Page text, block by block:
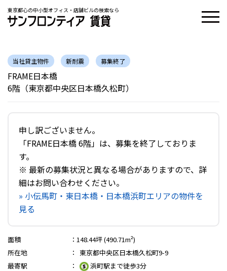
東京都心の中小型オフィス・店舗ビルの検索なら
当社貸主物件 新耐震 募集終了
FRAME日本橋
6階（東京都中央区日本橋久松町）
申し訳ございません。
「FRAME日本橋 6階」は、募集を終了しておりま
す。
※ 最新の募集状況と異なる場合がありますので、詳
細はお問い合わせください。
» 小伝馬町・東日本橋・日本橋浜町エリアの物件を
見る
面積 ： 148.44坪 (490.71m²)
所在地
：
東京都中央区日本橋久松町9-9
最寄駅
：
浜町駅まで徒歩3分